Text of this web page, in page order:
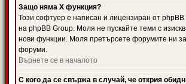
Защо няма X функция?
Този софтуер е написан и лицензиран от
на phpBB Group. Моля не пускайте теми с
нови функции. Моля претърсете форумите ни
форуми.
Върнете се в началото
С кого да се свържа в случай, че открия